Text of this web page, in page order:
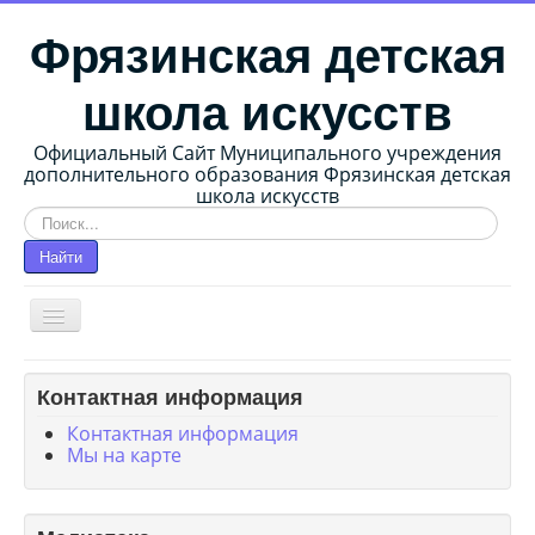
Фрязинская детская
школа искусств
Официальный Сайт Муниципального учреждения
дополнительного образования Фрязинская детская
школа искусств
Искать...
Найти
Главная страница
Сведения об образовательной организации
Методические работы
Контактная информация
Контактная информация
Мы на карте